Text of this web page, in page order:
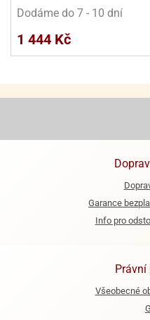
Dodáme do 7 - 10 dní
1 444 Kč
Garance
Info pro
Všeobecné